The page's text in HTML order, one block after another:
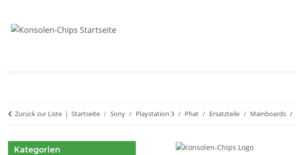
Zurück zur Liste Startseite Sony Playstation 3 Phat Ersatzteile Mainboards
Kategorien